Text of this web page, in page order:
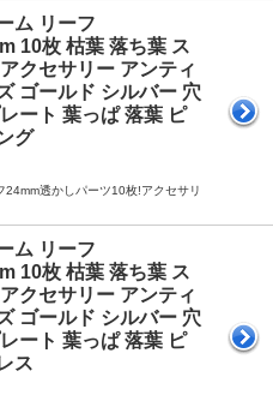
ム リーフ
10枚 枯葉 落ち葉 ス
クセサリー アンティ
ゴールド シルバー 穴
ート 葉っぱ 落葉 ピ
グ
24mm透かしパーツ10枚!アクセサリ
ム リーフ
10枚 枯葉 落ち葉 ス
クセサリー アンティ
ゴールド シルバー 穴
ート 葉っぱ 落葉 ピ
ス